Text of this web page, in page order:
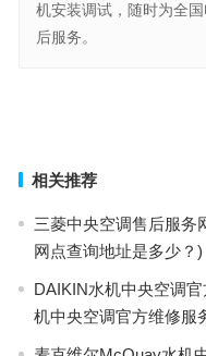
机安装调试，随时为全
后服务。
相关推荐
三菱中央空调售后服务
网点查询地址是多少？)
DAIKIN水机中央空调
机中央空调官方维修服